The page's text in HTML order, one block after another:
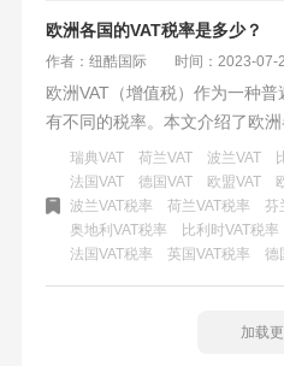
欧洲各国的VAT税率是多少？
作者：纽酷国际 时间：2023-07-
欧洲VAT（增值税）作为一种
有不同的税率。本文介绍了欧洲
法国、德国等，并强调了正确
VAT税率可以帮助企业和消费
法律规定缴纳税款。对于进入
解和实施VAT税收是必不可少
准时缴纳税款，以及申请减免
瑞典VAT 荷兰VAT 波兰VAT
法国VAT
德国VAT 欧盟VAT
波兰VAT税率
荷兰VAT税率 芬
奥地利VAT税率
比利时VAT税率
法国VAT税率
英国VAT税率 德
加载